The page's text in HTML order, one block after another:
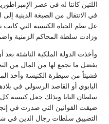
اللتين كانتا له في عصر
في الانتقال من الصبغة الدينية إلى
عل نظم الحياة الكنسية التي كانت
وزادت سلطة المحاكم الزمنية
وأخذت الدولة الملكية الناشئة
بفضل ما تجمع لها من المال من
فشيئاً من سيطرة الكنيسة وأخذ
البابوي أو القاصد الرسولي في
سلطان البابا وبذلك جعل كنيسة
التضييق سلطات رجال الدين في